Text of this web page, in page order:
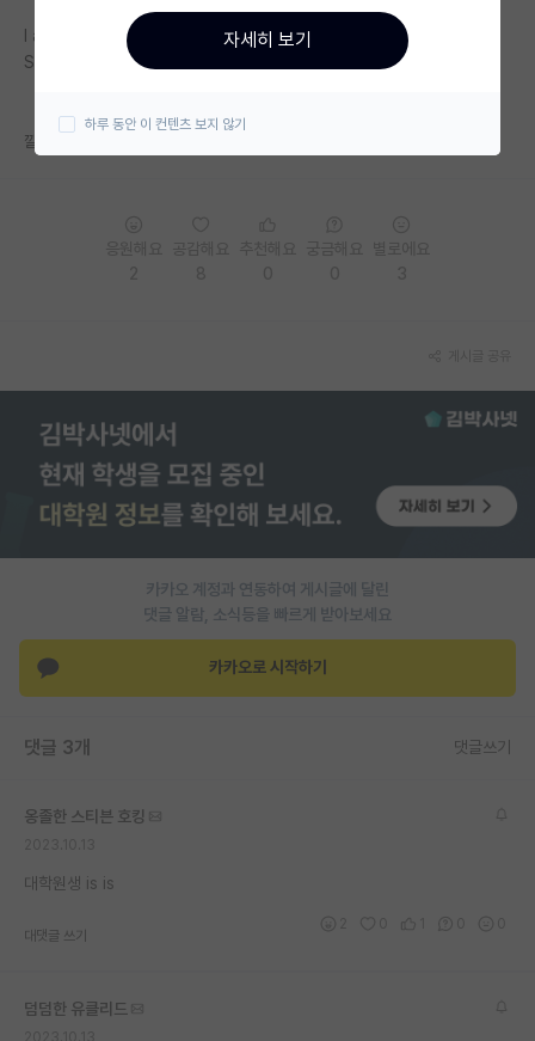
미국 대학원 합격 후기 게시판
대학원생 모집 게시판
연구실(PI) 홍보 게시판
임용 후기 게시판
PI 전용 게시판
인문사회 계열 게시판
반도체/AI 게시판
장학금/장학생 게시판
유학교육
이벤트
I am
Slave
깔깔깔
카카오 계정과 연동하여 게시글에 달린
댓글 알람, 소식등을 빠르게 받아보세요
카카오로 시작하기
댓글 3개 댓글쓰기
옹졸한 스티븐 호킹
대학원생 is is
대댓글 쓰기
덤덤한 유클리드
자세히 보기
하루 동안 이 컨텐츠 보지 않기